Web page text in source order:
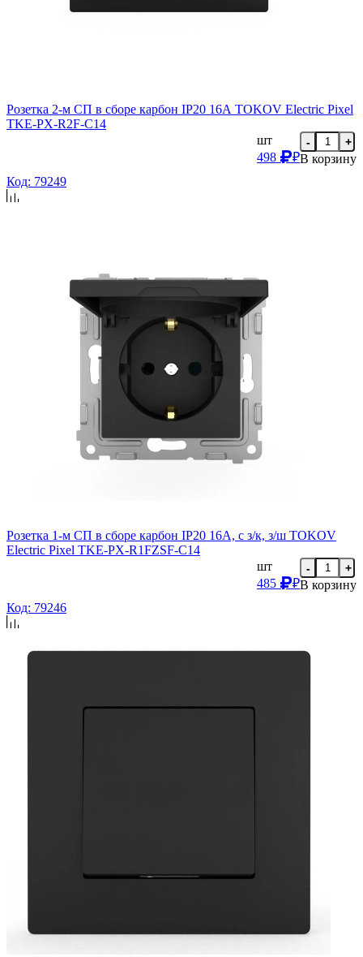
Розетка 2-м СП в сборе карбон IP20 16А TOKOV Electric Pixel
TKE-PX-R2F-C14
шт
498
₽
- +
В корзину
Код: 79249
Розетка 1-м СП в сборе карбон IP20 16А, с з/к, з/ш TOKOV
Electric Pixel TKE-PX-R1FZSF-C14
шт
485
₽
- +
В корзину
Код: 79246